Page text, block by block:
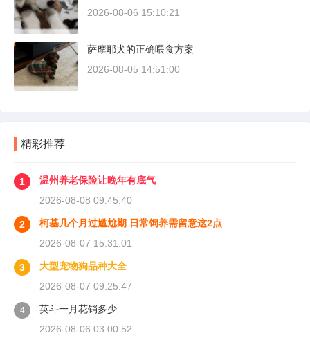
2026-08-06 15:10:21
萨摩耶犬的正确喂食方案
2026-08-05 14:51:00
精彩推荐
1
温州养老保险让晚年有底气
2026-08-08 09:45:40
2
柯基几个月过尴尬期 日常饲养需留意这2点
2026-08-07 15:31:01
3
大型宠物狗品种大全
2026-08-07 09:25:47
4
英斗一月花销多少
2026-08-06 03:00:52